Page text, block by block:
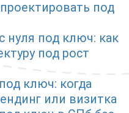
под
нуля под ключ: как
под рост
ключ: когда
или визитка